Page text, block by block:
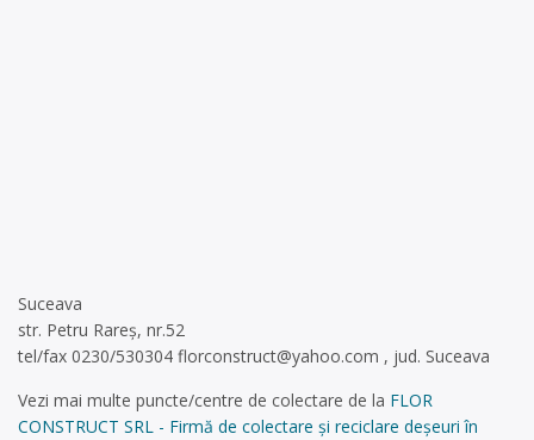
Suceava
str. Petru Rareș, nr.52
tel/fax 0230/530304 florconstruct@yahoo.com , jud. Suceava
Vezi mai multe puncte/centre de colectare de la FLOR
CONSTRUCT SRL - Firmă de colectare și reciclare deșeuri în